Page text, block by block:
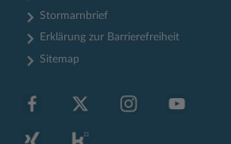
Stormarnbrief
Erklärung zur Barrierefreiheit
Sitemap